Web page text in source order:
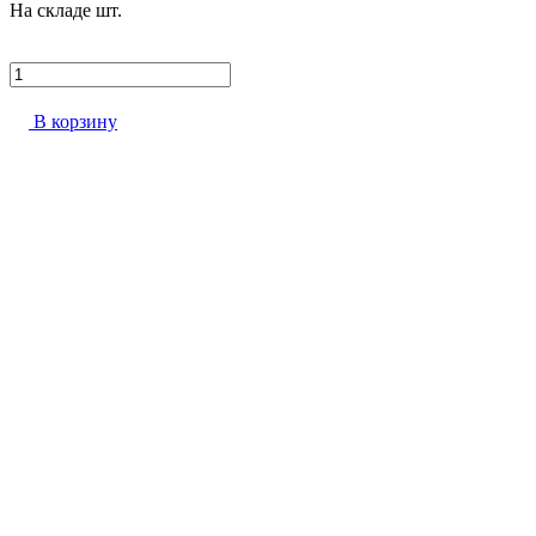
На складе шт.
В корзину